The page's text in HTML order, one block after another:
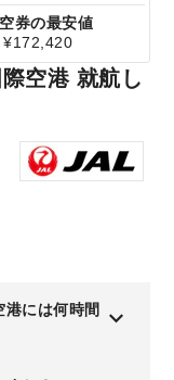
券の最安値
¥172,420
空港 就航し
には何時間